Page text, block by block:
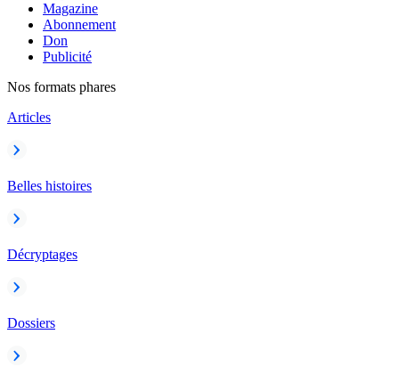
Magazine
Abonnement
Don
Publicité
Nos formats phares
Articles
Belles histoires
Décryptages
Dossiers